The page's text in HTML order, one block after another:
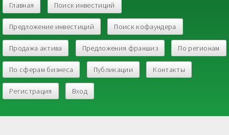
Главная Поиск инвестиций
Предложение инвестиций Поиск кофаундера
Продажа актива Предложения франшиз По регионам
По сферам бизнеса Публикации Контакты
Регистрация Вход